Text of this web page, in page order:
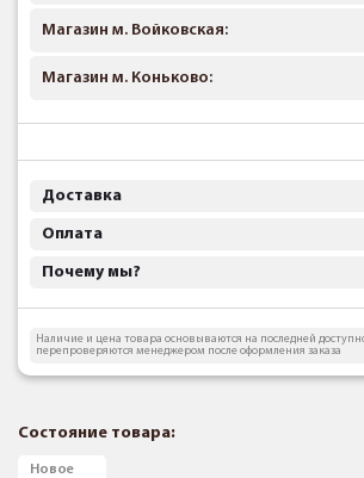
Магазин м. Войковская:
Магазин м. Коньково:
Доставка
Оплата
Почему мы?
Наличие и цена товара основываются на последней
перепроверяются менеджером после оформления заказа
Состояние товара:
Новое